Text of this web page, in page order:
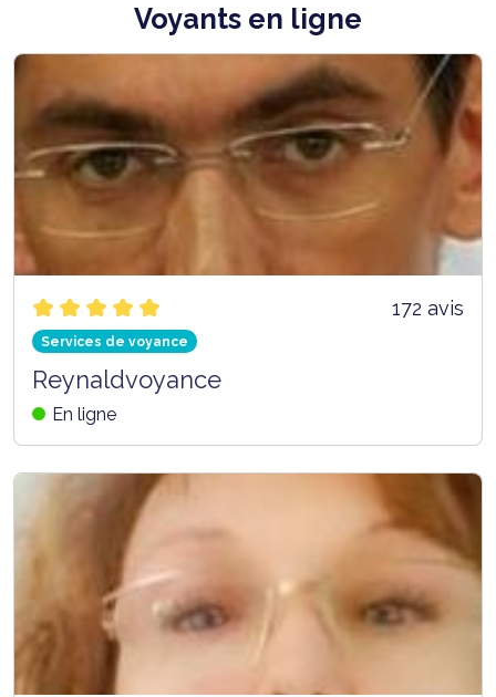
Voyants en ligne
172 avis
Services de voyance
Reynaldvoyance
En ligne